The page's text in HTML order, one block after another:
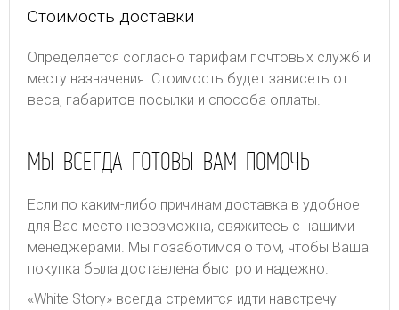
Стоимость доставки
Определяется согласно тарифам почтовых служб и
месту назначения. Стоимость будет зависеть от
веса, габаритов посылки и способа оплаты.
МЫ ВСЕГДА ГОТОВЫ ВАМ ПОМОЧЬ
Если по каким-либо причинам доставка в удобное
для Вас место невозможна, свяжитесь с нашими
менеджерами. Мы позаботимся о том, чтобы Ваша
покупка была доставлена быстро и надежно.
«White Story» всегда стремится идти навстречу